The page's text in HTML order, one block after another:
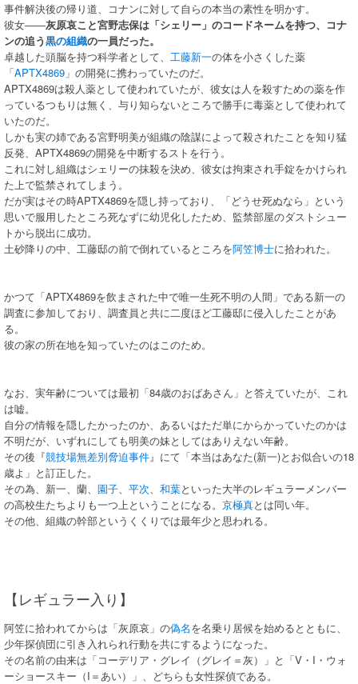
事件解決後の帰り道、コナンに対して自らの本当の素性を明かす。
彼女――灰原哀こと宮野志保は「シェリー」のコードネームを持つ、コナ
ンの追う黒の組織の一員だった。
卓越した頭脳を持つ科学者として、 工藤新一の体を小さくした薬
「APTX4869 」の開発に携わっていたのだ。
APTX4869は殺人薬として使われていたが、彼女は人を殺すための薬を作
っているつもりは無く、与り知らないところで勝手に毒薬として使われて
いたのだ。
しかも実の姉である宮野明美が組織の陰謀によって殺されたことを知り猛
反発、APTX4869の開発を中断するストを行う。
これに対し組織はシェリーの抹殺を決め、彼女は拘束され手錠をかけられ
た上で監禁されてしまう。
だが実はその時APTX4869を隠し持っており、「どうせ死ぬなら」という
思いで服用したところ死なずに幼児化したため、監禁部屋のダストシュー
トから脱出に成功。
土砂降りの中、工藤邸の前で倒れているところを阿笠博士に拾われた。
かつて「APTX4869を飲まされた中で唯一生死不明の人間」である新一の
調査に参加しており、調査員と共に二度ほど工藤邸に侵入したことがあ
る。
彼の家の所在地を知っていたのはこのため。
なお、実年齢については最初「84歳のおばあさん」と答えていたが、これ
は嘘。
自分の情報を隠したかったのか、あるいはただ単にからかっていたのかは
不明だが、いずれにしても明美の妹としてはありえない年齢。
その後『競技場無差別脅迫事件』にて「本当はあなた(新一)とお似合いの18
歳よ」と訂正した。
その為、新一、蘭、 園子、 平次、 和葉といった大半のレギュラーメンバー
の高校生たちよりも一つ上ということになる。 京極真とは同い年。
その他、組織の幹部というくくりでは最年少と思われる。
【レギュラー入り】
阿笠に拾われてからは「灰原哀」の偽名を名乗り居候を始めるとともに、
少年探偵団に引き入れられ行動を共にするようになった。
その名前の由来は「コーデリア・グレイ（グレイ＝灰）」と「V・I・ウォ
ーショースキー（I＝あい）」、どちらも女性探偵である。